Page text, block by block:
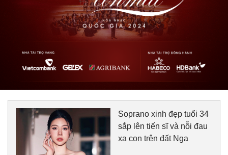
Soprano xinh đẹp tuổi 34
sắp lên tiến sĩ và nỗi đau
xa con trên đất Nga